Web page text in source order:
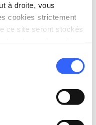
à droite, vous
cookies strictement
ce site seront stockés
Popiglio PT,
itinerari/arte-